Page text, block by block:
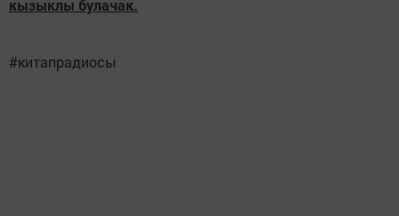
кызыклы булачак.
#китапрадиосы